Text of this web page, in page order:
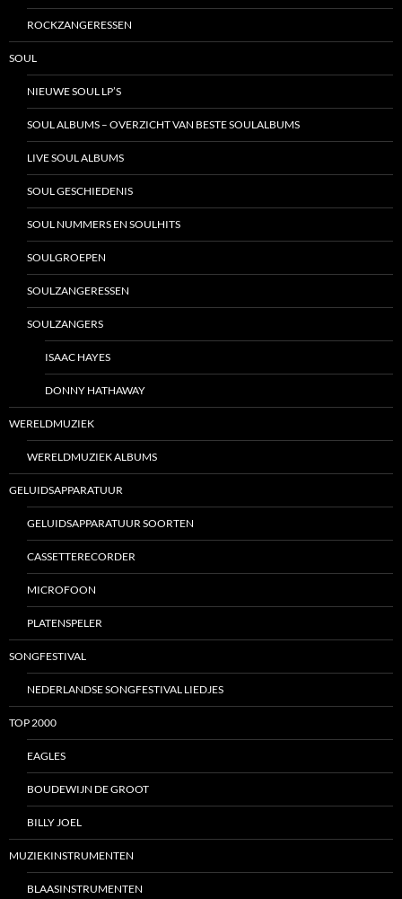
ROCKZANGERESSEN
SOUL
NIEUWE SOUL LP’S
SOUL ALBUMS – OVERZICHT VAN BESTE SOULALBUMS
LIVE SOUL ALBUMS
SOUL GESCHIEDENIS
SOUL NUMMERS EN SOULHITS
SOULGROEPEN
SOULZANGERESSEN
SOULZANGERS
ISAAC HAYES
DONNY HATHAWAY
WERELDMUZIEK
WERELDMUZIEK ALBUMS
GELUIDSAPPARATUUR
GELUIDSAPPARATUUR SOORTEN
CASSETTERECORDER
MICROFOON
PLATENSPELER
SONGFESTIVAL
NEDERLANDSE SONGFESTIVAL LIEDJES
TOP 2000
EAGLES
BOUDEWIJN DE GROOT
BILLY JOEL
MUZIEKINSTRUMENTEN
BLAASINSTRUMENTEN